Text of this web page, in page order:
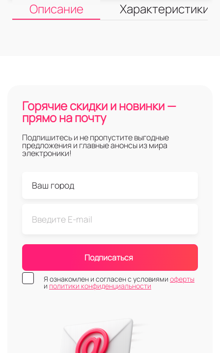
Описание Характеристики
Горячие скидки и новинки —
прямо на почту
Подпишитесь и не пропустите выгодные
предложения и главные анонсы из мира
электроники!
Подписаться
Я ознакомлен и согласен с условиями оферты
и политики конфиденциальности